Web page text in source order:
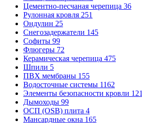
Цементно-песчаная черепица 36
Рулонная кровля 251
Ондулин 25
Снегозадержатели 145
Софиты 99
Флюгеры 72
Керамическая черепица 475
Шпили 5
ПВХ мембраны 155
Водосточные системы 1162
Элементы безопасности кровли 121
Дымоходы 99
ОСП (OSB) плита 4
Мансардные окна 165